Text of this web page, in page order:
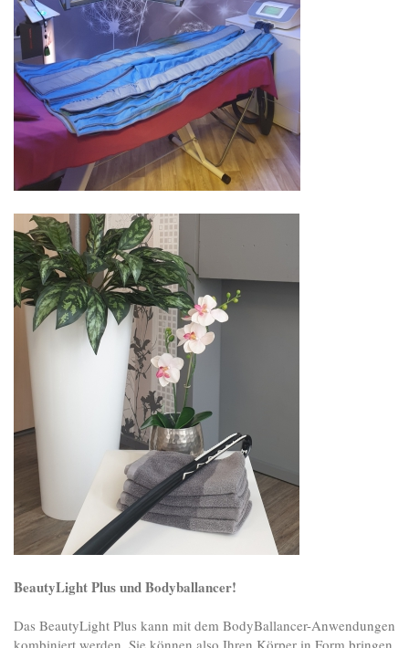
BeautyLight Plus und Bodyballancer!
Das BeautyLight Plus kann mit dem BodyBallancer-Anwendungen